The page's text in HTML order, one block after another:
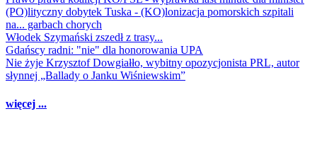
(PO)lityczny dobytek Tuska - (KO)lonizacja pomorskich szpitali
na... garbach chorych
Włodek Szymański zszedł z trasy...
Gdańscy radni: "nie" dla honorowania UPA
Nie żyje Krzysztof Dowgiałło, wybitny opozycjonista PRL, autor
słynnej „Ballady o Janku Wiśniewskim”
więcej ...